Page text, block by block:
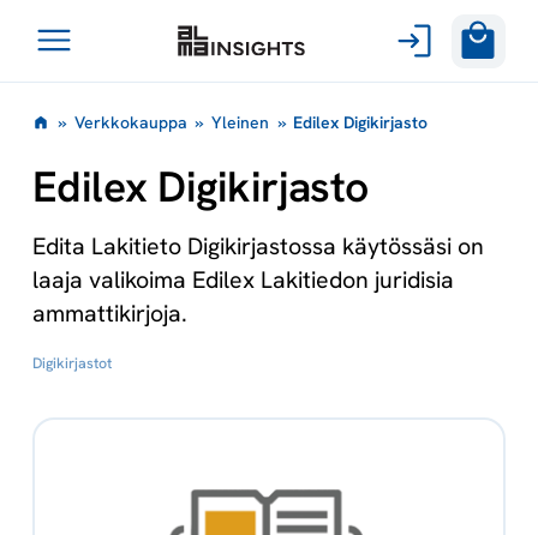
sisältöön
Avaa
» Verkkokauppa » Yleinen » Edilex Digikirjasto
Edilex Digikirjasto
Edita Lakitieto Digikirjastossa käytössäsi on
laaja valikoima Edilex Lakitiedon juridisia
ammattikirjoja.
Digikirjastot